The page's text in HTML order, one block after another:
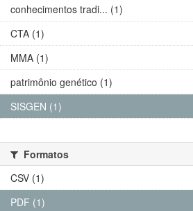
conhecimentos tradi... (1)
CTA (1)
MMA (1)
patrimônio genético (1)
SISGEN (1)
Formatos
CSV (1)
PDF (1)